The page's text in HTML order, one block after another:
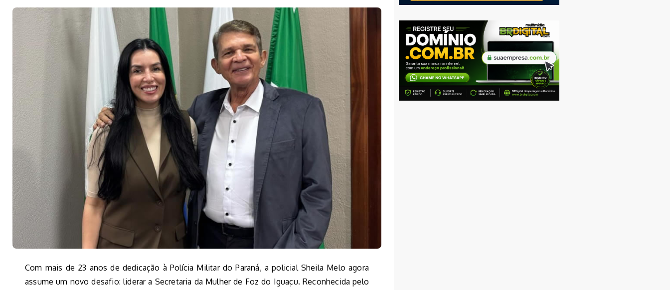
Com mais de 23 anos de dedicação à Polícia Militar do Paraná, a policial Sheila Melo agora
assume um novo desafio: liderar a Secretaria da Mulher de Foz do Iguaçu. Reconhecida pelo